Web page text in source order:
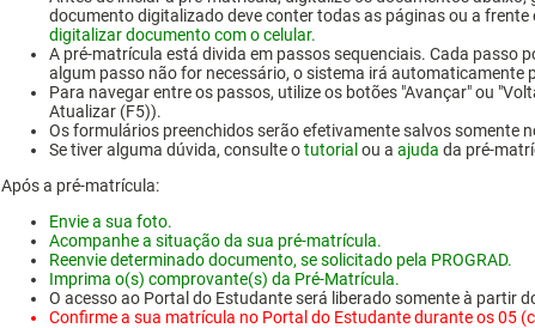
documento digitalizado deve conter todas as páginas ou a
digitalizar documento com o celular.
A pré-matrícula está divida em passos sequenciais. Cada passo
algum passo não for necessário, o sistema irá automaticamente
Para navegar entre os passos, utilize os botões "Avançar" ou
Atualizar (F5)).
Os formulários preenchidos serão efetivamente salvos somente
Se tiver alguma dúvida, consulte otutorial ou a ajuda da pré-
Após a pré-matrícula:
Envie a sua foto.
Acompanhe a situação da sua pré-matrícula.
Reenvie determinado documento, se solicitado pela PROGRAD.
Imprima o(s) comprovante(s) da Pré-Matrícula.
O acesso ao Portal do Estudante será liberado somente à partir
Confirme a sua matrícula no Portal do Estudante durante os 05